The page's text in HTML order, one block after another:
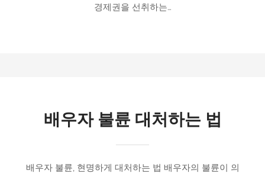
경제권을 선취하는…
배우자 불륜 대처하는 법
배우자 불륜, 현명하게 대처하는 법 배우자의 불륜이 의